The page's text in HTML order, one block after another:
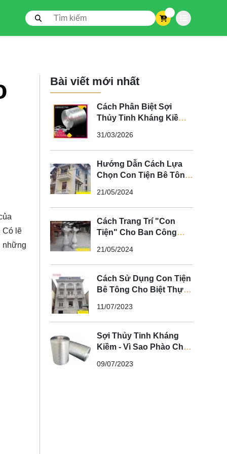
Có lẽ
những
Bài viết mới nhất
Cách Phân Biệt Sợi
Thủy Tinh Kháng Kiềm
Kháng Kiềm
31/03/2026
Hướng Dẫn Cách Lựa
Chọn Con Tiện Bê Tông
21/05/2024
Cách Trang Trí "Con
Tiện" Cho Ban Công
21/05/2024
Cách Sử Dụng Con Tiện
Bê Tông Cho Biệt Thự
Thuật Xi Măng
11/07/2023
Sợi Thủy Tinh Kháng
Kiềm - Vì Sao Phào Chỉ
Thủy Tinh Kháng Kiềm?
09/07/2023